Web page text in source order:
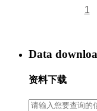
1
Data
资料下载